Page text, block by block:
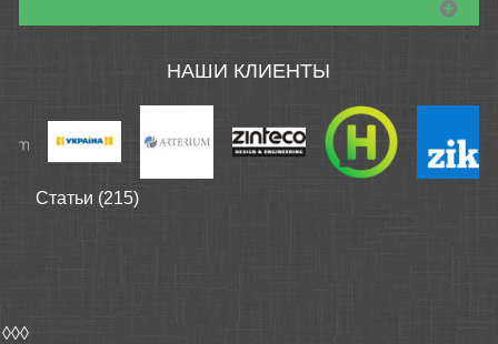
НАШИ КЛИЕНТЫ
Статьи (215)
◊◊◊